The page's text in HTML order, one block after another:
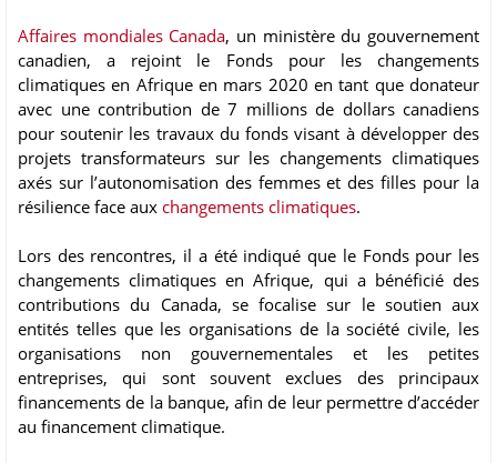
Affaires mondiales Canada, un ministère du gouvernement
canadien, a rejoint le Fonds pour les changements
climatiques en Afrique en mars 2020 en tant que donateur
avec une contribution de 7 millions de dollars canadiens
pour soutenir les travaux du fonds visant à développer des
projets transformateurs sur les changements climatiques
axés sur l’autonomisation des femmes et des filles pour la
résilience face aux changements climatiques.
Lors des rencontres, il a été indiqué que le Fonds pour les
changements climatiques en Afrique, qui a bénéficié des
contributions du Canada, se focalise sur le soutien aux
entités telles que les organisations de la société civile, les
organisations non gouvernementales et les petites
entreprises, qui sont souvent exclues des principaux
financements de la banque, afin de leur permettre d’accéder
au financement climatique.